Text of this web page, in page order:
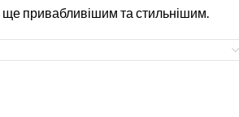
ще привабливішим та стильнішим.